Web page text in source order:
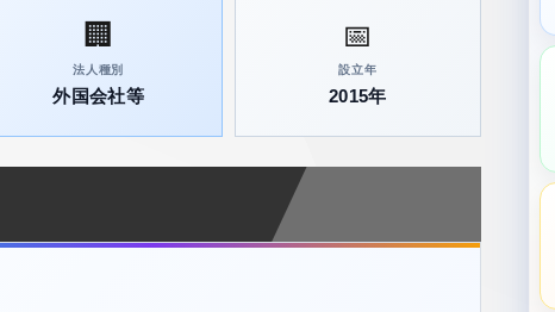
🏢
法人種別
外国会社等
📅
設立年
2015年